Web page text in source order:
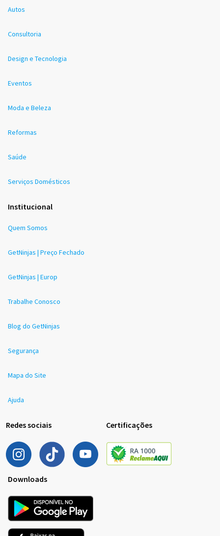
Autos
Consultoria
Design e Tecnologia
Eventos
Moda e Beleza
Reformas
Saúde
Serviços Domésticos
Institucional
Quem Somos
GetNinjas | Preço Fechado
GetNinjas | Europ
Trabalhe Conosco
Blog do GetNinjas
Segurança
Mapa do Site
Ajuda
Redes sociais Certificações
Downloads